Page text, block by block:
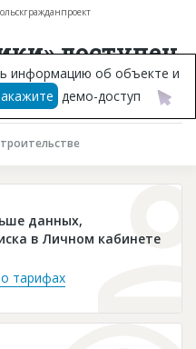
доступен
данных,
в Личном кабинете
тарифах
информацию об объекте и
демо-доступ